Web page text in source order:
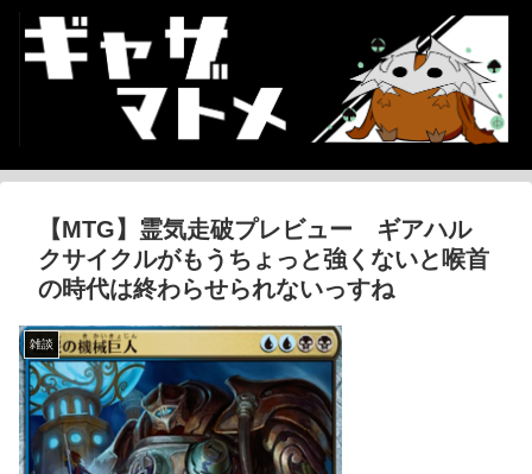
【MTG】霊気走破プレビュー ギアハル
クサイクルがもうちょっと強くないと喉首
の時代は終わらせられないっすね
雑談